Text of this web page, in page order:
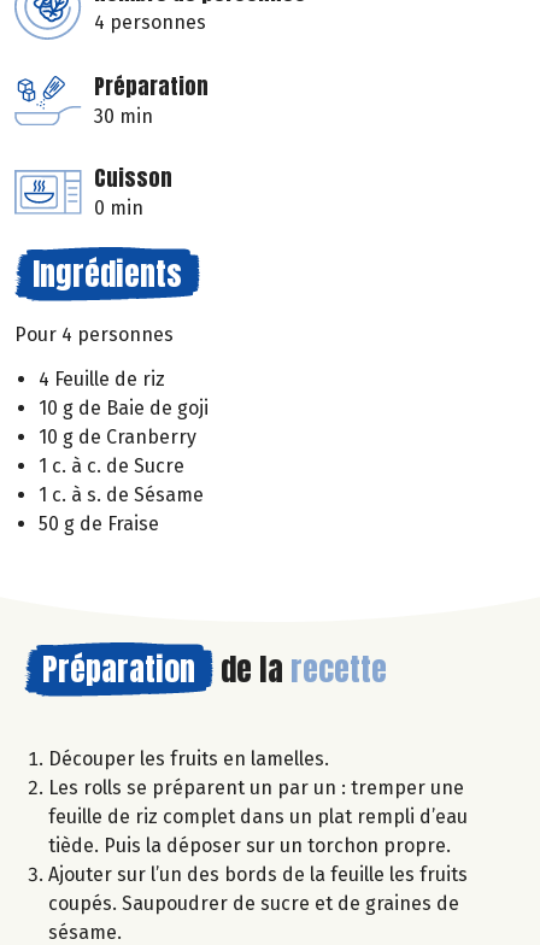
4 personnes
Préparation
30 min
Cuisson
0 min
Ingrédients
Pour 4 personnes
4 Feuille de riz
10 g de Baie de goji
10 g de Cranberry
1 c. à c. de Sucre
1 c. à s. de Sésame
50 g de Fraise
Préparation de la recette
Découper les fruits en lamelles.
Les rolls se préparent un par un : tremper une
feuille de riz complet dans un plat rempli d’eau
tiède. Puis la déposer sur un torchon propre.
Ajouter sur l’un des bords de la feuille les fruits
coupés. Saupoudrer de sucre et de graines de
sésame.